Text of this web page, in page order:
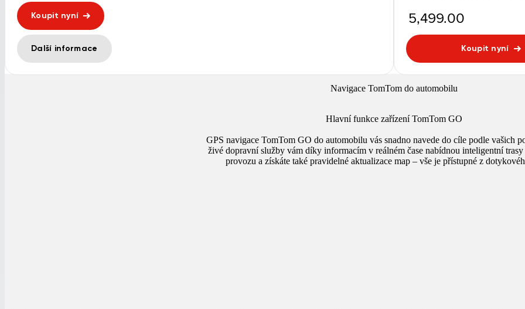
Koupit nyní
Další informace
5,499.00
Koupit nyní
Navigace TomTom do automobilu
Hlavní funkce zařízení TomTom GO
GPS navigace TomTom GO do automobilu vás snadno navede do cíle podle vašich
živé dopravní služby vám díky informacím v reálném čase nabídnou inteligentní
provozu a získáte také pravidelné aktualizace map – vše je přístupné z